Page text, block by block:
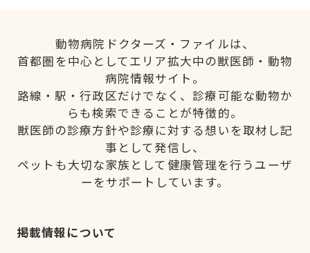
動物病院ドクターズ・ファイルは、
首都圏を中心としてエリア拡大中の獣医師・動物
病院情報サイト。
路線・駅・行政区だけでなく、診療可能な動物か
らも検索できることが特徴的。
獣医師の診療方針や診療に対する想いを取材し記
事として発信し、
ペットも大切な家族として健康管理を行うユーザ
ーをサポートしています。
掲載情報について